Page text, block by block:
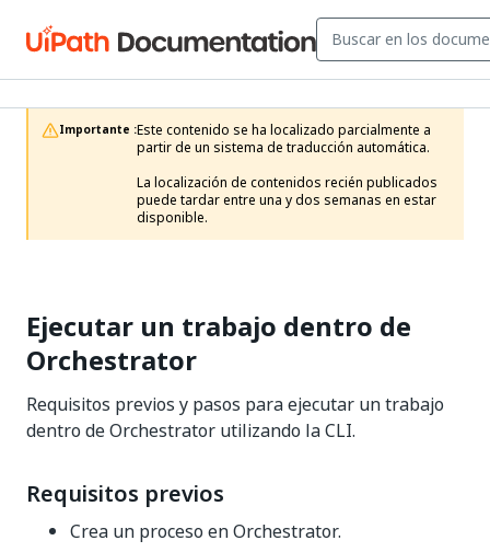
Importante :Este contenido se ha localizado parcialmente a
partir de un sistema de traducción automática.
La localización de contenidos recién publicados
puede tardar entre una y dos semanas en estar
disponible.
Ejecutar un trabajo dentro de
Orchestrator
Requisitos previos y pasos para ejecutar un trabajo
dentro de Orchestrator utilizando la CLI.
Requisitos previos
Crea un proceso en Orchestrator.